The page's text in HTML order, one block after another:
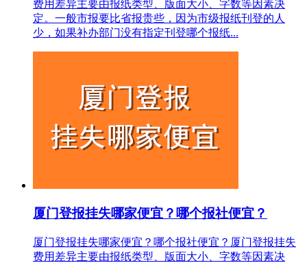
费用差异主要由报纸类型、版面大小、字数等因素决
定。一般市报要比省报贵些，因为市级报纸刊登的人
少，如果补办部门没有指定刊登哪个报纸...
厦门登报挂失哪家便宜？哪个报社便宜？
厦门登报挂失哪家便宜？哪个报社便宜？厦门登报挂失
费用差异主要由报纸类型、版面大小、字数等因素决